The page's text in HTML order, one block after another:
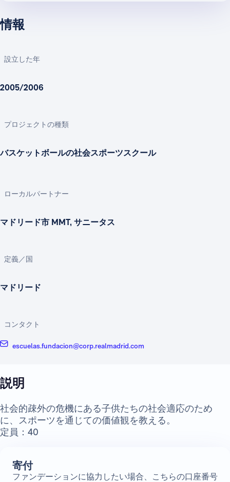
情報
設立した年
2005/2006
プロジェクトの種類
バスケットボールの社会スポーツスクール
ローカルパートナー
マドリード市 MMT, サニータス
定義／国
マドリード
コンタクト
escuelas.fundacion@corp.realmadrid.com
説明
社会的疎外の危機にある子供たちの社会適応のため
に、スポーツを通じての価値観を教える。
定員：40
寄付
ファンデーションに協力したい場合、こちらの口座番号